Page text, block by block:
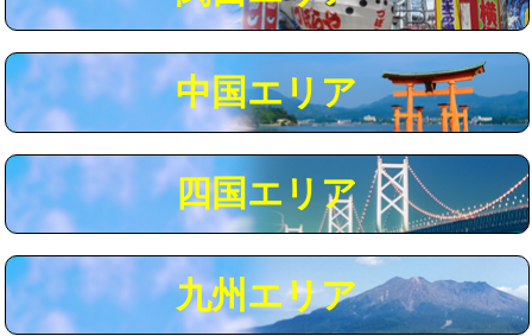
追加人工 16,500円
現場見積
※給水管工事は20mmまでの価格です。
中国エリア
四国エリア
九州エリア